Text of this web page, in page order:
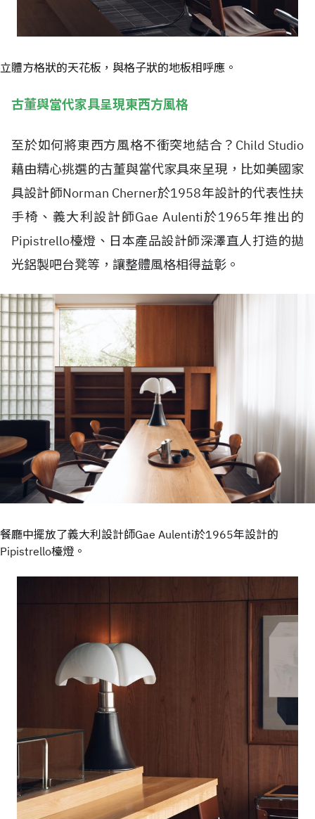
立體方格狀的天花板，與格子狀的地板相呼應。
古董與當代家具呈現東西方風格
至於如何將東西方風格不衝突地結合？Child Studio
藉由精心挑選的古董與當代家具來呈現，比如美國家
具設計師Norman Cherner於1958年設計的代表性扶
手椅、義大利設計師Gae Aulenti於1965年推出的
Pipistrello檯燈、日本產品設計師深澤直人打造的拋
光鋁製吧台凳等，讓整體風格相得益彰。
餐廳中擺放了義大利設計師Gae Aulenti於1965年設計的
Pipistrello檯燈。